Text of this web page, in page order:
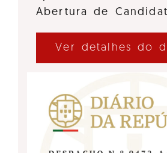
Abertura de
Ver detalhes do